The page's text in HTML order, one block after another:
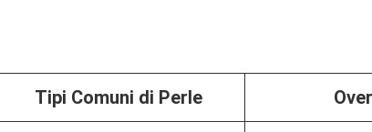
Tipi Comuni di Perle